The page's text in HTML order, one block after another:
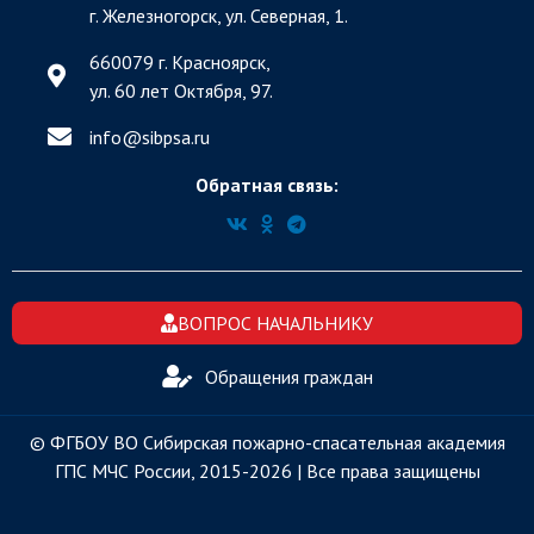
г. Железногорск, ул. Северная, 1.
660079 г. Красноярск,
ул. 60 лет Октября, 97.
info@sibpsa.ru
Обратная связь:
ВОПРОС НАЧАЛЬНИКУ
Обращения граждан
© ФГБОУ ВО Сибирская пожарно-спасательная академия
ГПС МЧС России, 2015-2026 | Все права защищены